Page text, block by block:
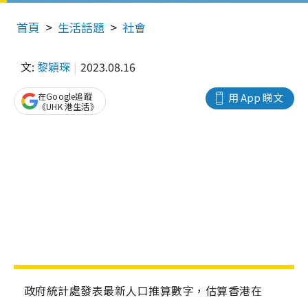
首頁 生活話題 社會
文: 黎穎琛 2023.08.16
用 App 睇文
在Google追蹤
《UHK 港生活》
政府統計處發表最新人口推算數字，估算香港在